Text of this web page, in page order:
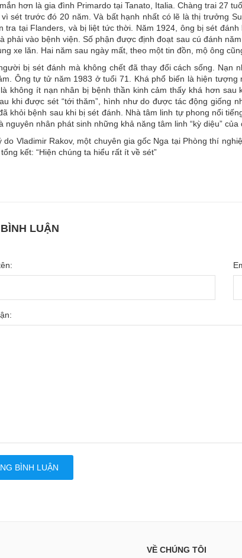
hơn là gia đình Primardo tại Tanato, Italia. Chàng trai 27
sét trước đó 20 năm. Và bất hạnh nhất có lẽ là thị trưởng
tra tại Flanders , và bị liệt tức thời. Năm 1924, ông bị sét
phải vào bệnh viện. Số phận được định đoạt sau cú đánh
xe lăn. Hai năm sau ngày mất, theo một tin đồn, mộ ông
bị sét đánh mà không chết đã thay đổi cách sống. Nạn
Ông tự tử năm 1983 ở tuổi 71. Khá phổ biến là hiện
không ít nạn nhân bị bệnh thần kinh cảm thấy khá hơn
khi được sét “tới thăm”, hình như do được tác động giống
khỏi bệnh sau khi bị sét đánh. Nhà tâm linh tự phong nổi
nguyên nhân phát sinh những khả năng tâm linh “kỳ diệu” của
do Vladimir Rakov, một chuyên gia gốc Nga tại Phòng thí
kết: “Hiện chúng ta hiểu rất ít về sét”
LUẬN
BÌNH LUẬN
VỀ CHÚNG TÔI